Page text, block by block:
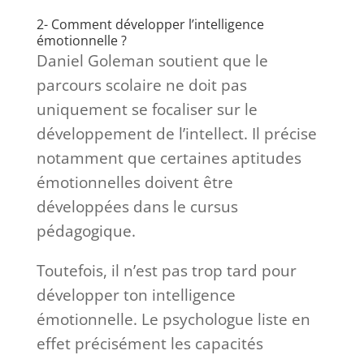
2- Comment développer l’intelligence
émotionnelle ?
Daniel Goleman soutient que le
parcours scolaire ne doit pas
uniquement se focaliser sur le
développement de l’intellect. Il précise
notamment que certaines aptitudes
émotionnelles doivent être
développées dans le cursus
pédagogique.
Toutefois, il n’est pas trop tard pour
développer ton intelligence
émotionnelle. Le psychologue liste en
effet précisément les capacités